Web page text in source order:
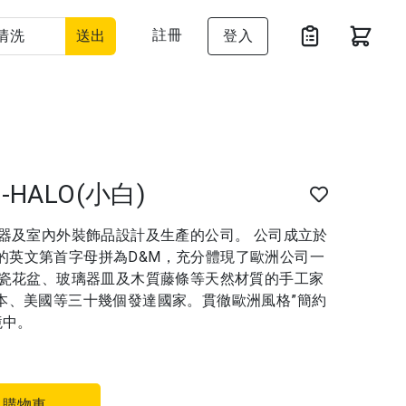
送出 註冊 登入
HALO(小白)
及室內外裝飾品設計及生產的公司。 公司成立於
文第首字母拼為D&M，充分體現了歐洲公司一
花盆、玻璃器皿及木質藤條等天然材質的手工家
美國等三十幾個發達國家。貫徹歐洲風格”簡約
。